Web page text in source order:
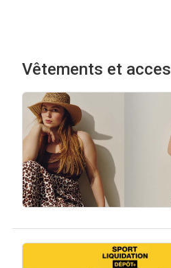
Vêtements et